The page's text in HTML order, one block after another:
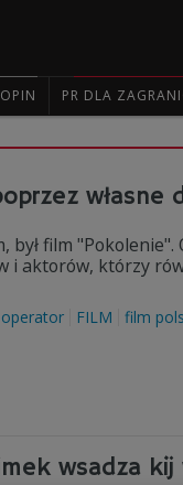
PR DLA
własne
był film
i aktorów, którzy
operator FILM film
wsadza